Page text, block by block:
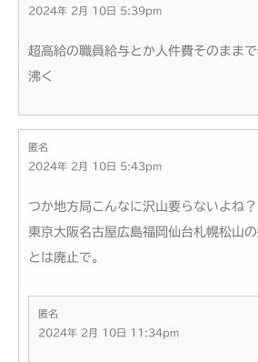
2024年 2月 10日 5:39pm
超高給の職員給与とか人件費そのまま
沸く
匿名
2024年 2月 10日 5:43pm
つか地方局こんなに沢山要らないよね？
東京大阪名古屋広島福岡仙台札幌松山
とは廃止で。
匿名
2024年 2月 10日 11:34pm